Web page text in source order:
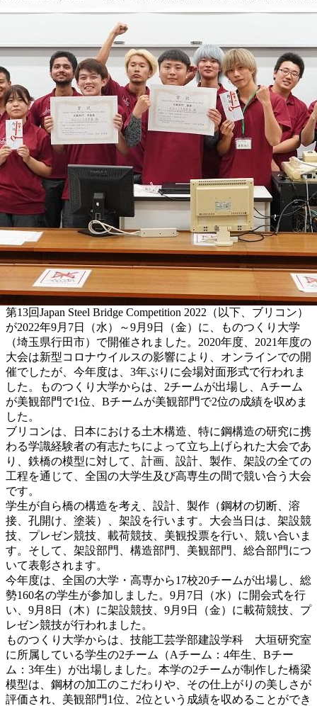
第13回Japan Steel Bridge Competition 2022（以下、ブリコン）
が2022年9月7日（水）～9月9日（金）に、ものつくり大学
（埼玉県行田市）で開催されました。2020年度、2021年度の
大会は新型コロナウイルスの影響により、オンラインでの開
催でしたが、今年度は、3年ぶりに会場対面形式で行われま
した。ものつくり大学からは、2チームが出場し、Aチーム
が美観部門で1位、Bチームが美観部門で2位の成績を収めま
した。
ブリコンは、日本における土木構造、特に鋼構造の研究に携
わる学識経験者の有志たちによって立ち上げられた大会であ
り、鉄橋の模型に対して、計画、設計、製作、架設の全ての
工程を通じて、全国の大学生及び高専生の間で競い合う大会
です。
学生が自ら橋の構造を考え、設計、製作（鋼材の切断、溶
接、孔開け、塗装）、架設を行います。大会当日は、架設競
技、プレゼン競技、載荷競技、美観投票を行い、競い合いま
す。そして、架設部門、構造部門、美観部門、総合部門につ
いて表彰されます。
今年度は、全国の大学・高専から17校20チームが出場し、総
勢160名の学生が参加しました。9月7日（水）に開会式を行
い、9月8日（木）に架設競技、9月9日（金）に載荷競技、プ
レゼン競技が行われました。
ものつくり大学からは、技能工芸学部建設学科 大垣研究室
に所属している学生の2チーム（Aチーム：4年生、Bチー
ム：3年生）が出場しました。本学の2チームが制作した橋梁
模型は、鋼材の加工のこだわりや、その仕上がりの美しさが
評価され、美観部門1位、2位という成績を収めることができ